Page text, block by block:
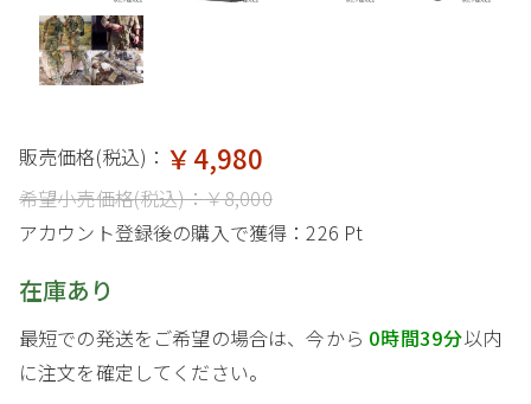
販売価格(税込)： ￥4,980
希望小売価格(税込)：￥8,000
アカウント登録後の購入で獲得：226 Pt
在庫あり
最短での発送をご希望の場合は、今から 0時間39分以内
に注文を確定してください。